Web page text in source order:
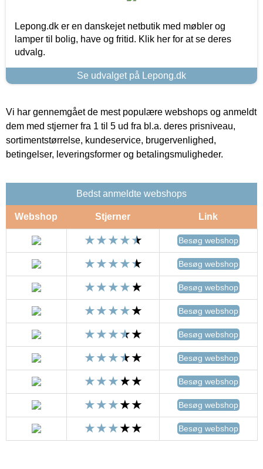
Lepong.dk er en danskejet netbutik med møbler og
lamper til bolig, have og fritid. Klik her for at se deres
udvalg.
Se udvalget på Lepong.dk
Vi har gennemgået de mest populære webshops og anmeldt
dem med stjerner fra 1 til 5 ud fra bl.a. deres prisniveau,
sortimentstørrelse, kundeservice, brugervenlighed,
betingelser, leveringsformer og betalingsmuligheder.
Bedst anmeldte webshops
Webshop Stjerner Link
Besøg webshop
Besøg webshop
Besøg webshop
Besøg webshop
Besøg webshop
Besøg webshop
Besøg webshop
Besøg webshop
Besøg webshop